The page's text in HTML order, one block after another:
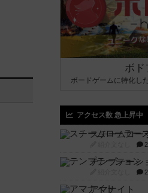
ボド
ボードゲームに特化し
アクセス数 急上昇中
スチームロー
テンプテーシ
アマナイト